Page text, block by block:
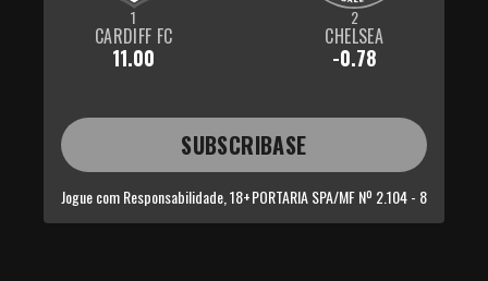
1
CARDIFF FC
11.00
2
CHELSEA
-0.78
SUBSCRIBASE
Jogue com Responsabilidade, 18+PORTARIA SPA/MF Nº 2.104 - 8